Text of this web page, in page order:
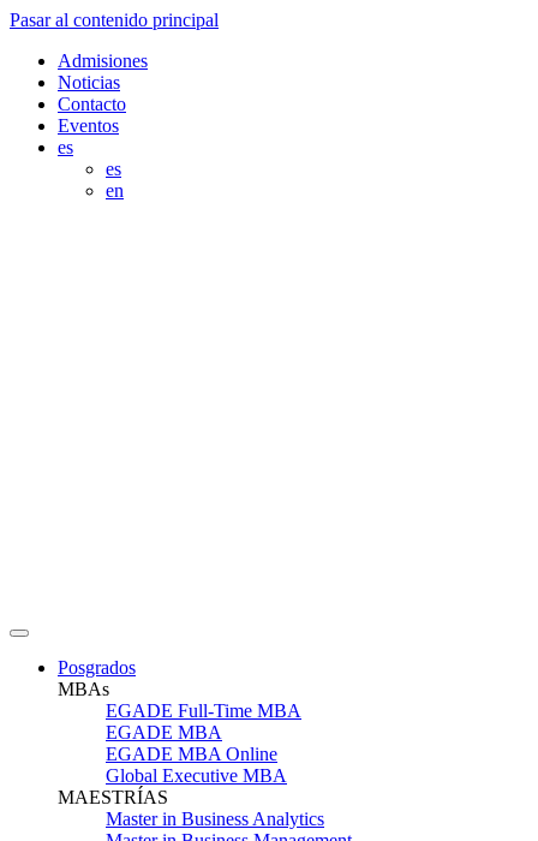
Pasar al contenido principal
Admisiones
Noticias
Contacto
Eventos
es
es
en
Posgrados
MBAs
EGADE Full-Time MBA
EGADE MBA
EGADE MBA Online
Global Executive MBA
MAESTRÍAS
Master in Business Analytics